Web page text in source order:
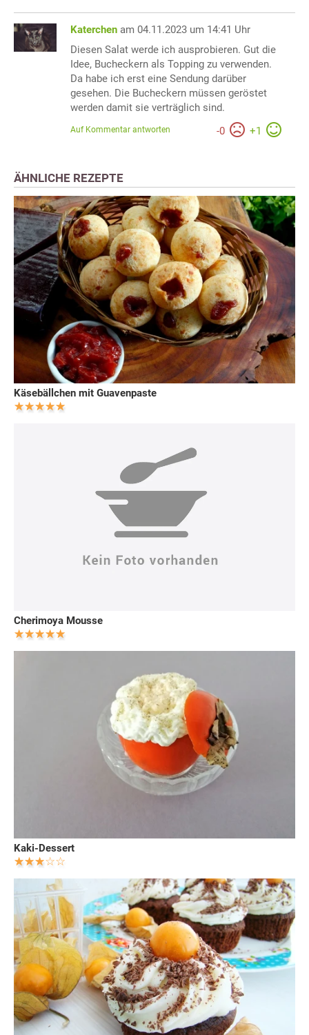
Katerchen am 04.11.2023 um 14:41 Uhr
Diesen Salat werde ich ausprobieren. Gut die
Idee, Bucheckern als Topping zu verwenden.
Da habe ich erst eine Sendung darüber
gesehen. Die Bucheckern müssen geröstet
werden damit sie verträglich sind.
-0 +1
Auf Kommentar antworten
ÄHNLICHE REZEPTE
Käsebällchen mit Guavenpaste
Cherimoya Mousse
Kaki-Dessert